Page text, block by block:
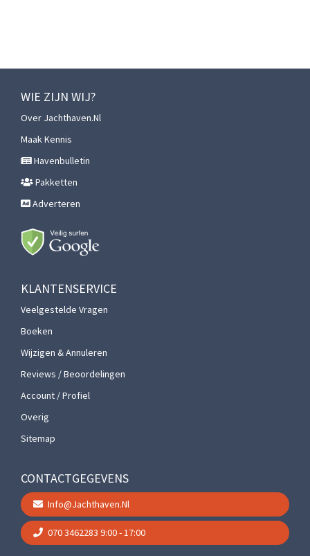
WIE ZIJN WIJ?
Over Jachthaven.nl
Maak Kennis
Havenbulletin
Pakketten
Adverteren
KLANTENSERVICE
Veelgestelde Vragen
Boeken
Wijzigen & Annuleren
Reviews / Beoordelingen
Account / Profiel
Overig
Sitemap
CONTACTGEGEVENS
Info@jachthaven.nl
070 3462283 9:00 - 17:00